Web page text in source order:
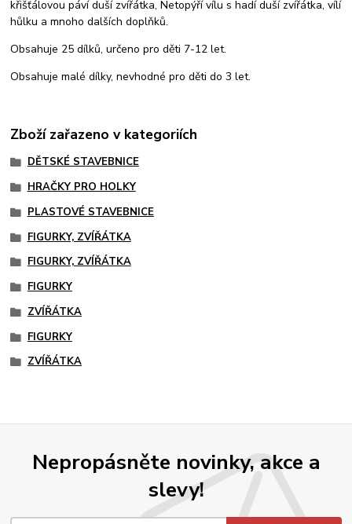
křišťálovou páví duší zvířátka, Netopýří vílu s hadí duší zvířátka, vílí
hůlku a mnoho dalších doplňků.
Obsahuje 25 dílků, určeno pro děti 7-12 let.
Obsahuje malé dílky, nevhodné pro děti do 3 let.
Zboží zařazeno v kategoriích
DĚTSKÉ STAVEBNICE
HRAČKY PRO HOLKY
PLASTOVÉ STAVEBNICE
FIGURKY, ZVÍŘÁTKA
FIGURKY, ZVÍŘÁTKA
FIGURKY
ZVÍŘÁTKA
FIGURKY
ZVÍŘÁTKA
Nepropásněte novinky, akce a
slevy!